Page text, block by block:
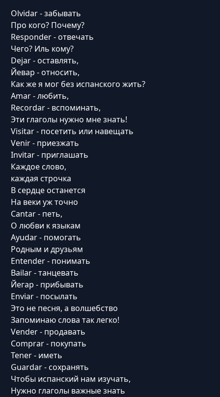
Olvidar - забывать
Про кого? Почему?
Responder - отвечать
Чего? Иль кому?
Dejar - оставлять,
Йевар - относить,
Как же я мог без испанского жить?
Amar - любить,
Recordar - вспоминать,
Эти глаголы нужно мне знать!
Visitar - посетить или навещать
Venir - приезжать
Invitar - приглашать
Каждое слово,
каждая строчка
В сердце останется
На веки уж точно
Cantar - петь,
О любви к языкам
Ayudar - помогать
Родным и друзьям
Entender - понимать
Bailar - танцевать
Йегар - прибывать
Enviar - посылать
Это не песня, а волшебство
Запоминаю слова так легко!
Vender - продавать
Comprar - покупать
Tener - иметь
Guardar - сохранять
Чтобы испанский нам изучать,
Нужно глаголы важные знать